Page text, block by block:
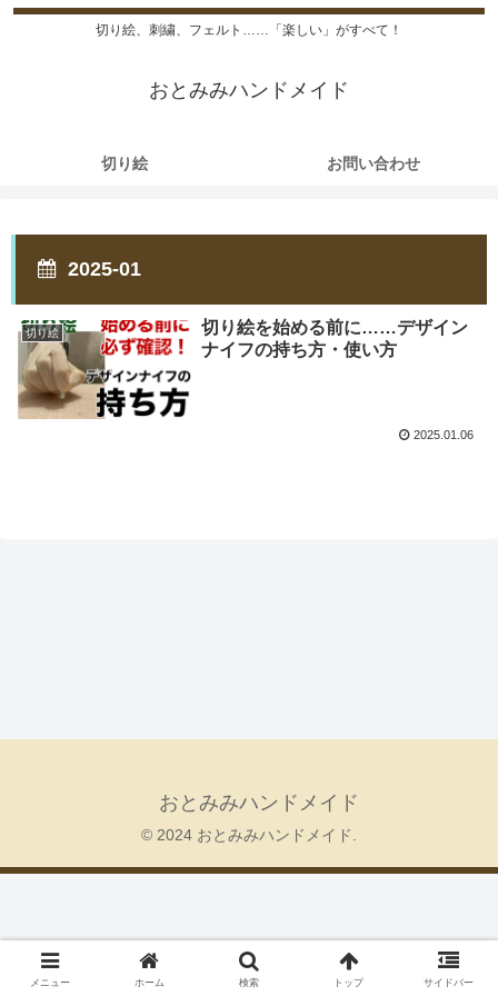
切り絵、刺繍、フェルト……「楽しい」がすべて！
おとみみハンドメイド
切り絵 お問い合わせ
2025-01
切り絵
切り絵を始める前に……デザイン
ナイフの持ち方・使い方
2025.01.06
おとみみハンドメイド
© 2024 おとみみハンドメイド.
メニュー ホーム 検索 トップ サイドバー